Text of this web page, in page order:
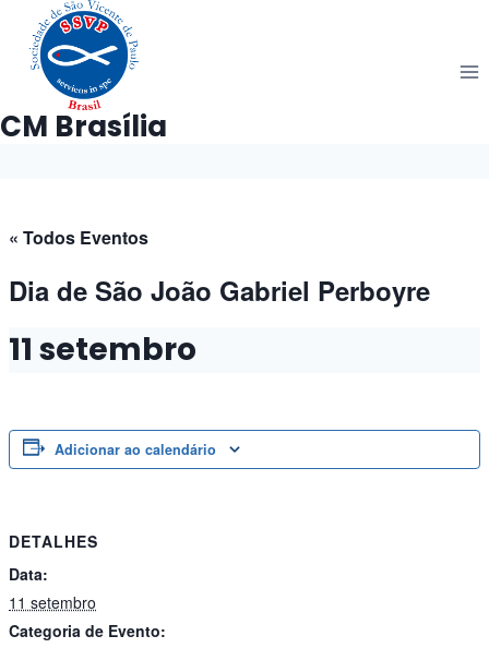
Pular
para
Conteúdo
CM Brasília
« Todos Eventos
Dia de São João Gabriel Perboyre
11 setembro
Adicionar ao calendário
DETALHES
Data:
11 setembro
Categoria de Evento: